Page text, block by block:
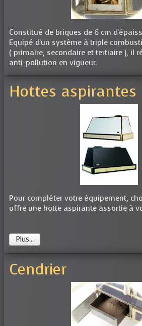
Constitué de briques de 6 cm
Equipé d'un système à triple
( primaire, secondaire et tertiaire ), il
anti-pollution en vigueur.
Hottes aspirantes
Pour compléter votre équipement,
offre une hotte aspirante assortie à
Plus...
Cendrier